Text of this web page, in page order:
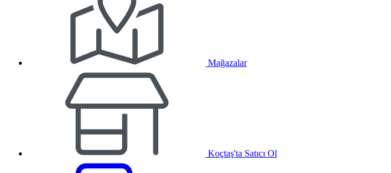
Mağazalar
Koçtaş'ta Satıcı Ol